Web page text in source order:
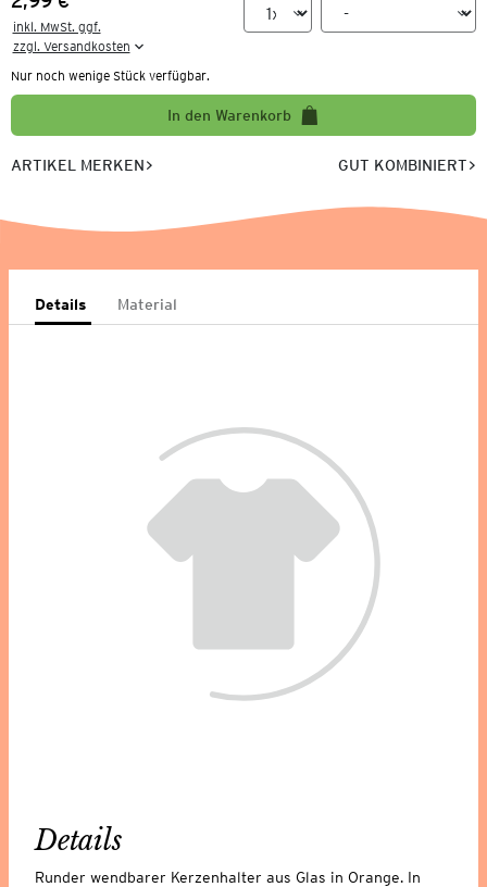
Preis:
inkl. MwSt. ggf.
zzgl. Versandkosten
Nur noch wenige Stück verfügbar.
In den Warenkorb
ARTIKEL MERKEN GUT KOMBINIERT
Details Material
Details
Runder wendbarer Kerzenhalter aus Glas in Orange. In